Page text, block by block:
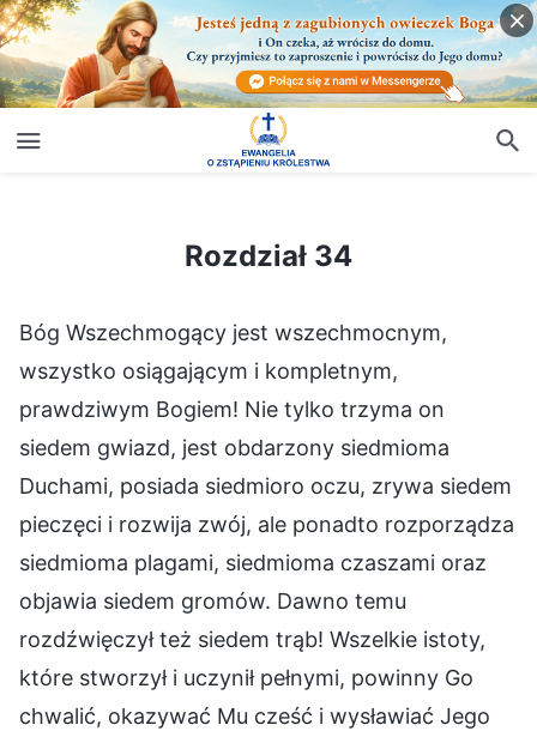
Rozdział 34
Bóg Wszechmogący jest wszechmocnym,
wszystko osiągającym i kompletnym,
prawdziwym Bogiem! Nie tylko trzyma on
siedem gwiazd, jest obdarzony siedmioma
Duchami, posiada siedmioro oczu, zrywa siedem
pieczęci i rozwija zwój, ale ponadto rozporządza
siedmioma plagami, siedmioma czaszami oraz
objawia siedem gromów. Dawno temu
rozdźwięczył też siedem trąb! Wszelkie istoty,
które stworzył i uczynił pełnymi, powinny Go
chwalić, okazywać Mu cześć i wysławiać Jego